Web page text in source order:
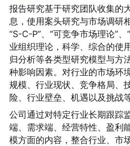
报告研究基于研究团队收集的
息，使用案头研究与市场调研
“S-C-P”、“可竞争市场理论”
业组织理论，科学、综合的使
归分析等各类型研究模型与方
种影响因素。对行业的市场环
规模、行业现状、竞争格局、
险、行业壁垒、机遇以及挑战
公司通过对特定行业长期跟踪
端、需求端、经营特性、盈利
模方面的内容，整合行业、市